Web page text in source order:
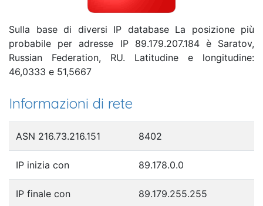
Sulla base di diversi IP database La posizione più
probabile per adresse IP 89.179.207.184 è Saratov,
Russian Federation, RU. Latitudine e longitudine:
46,0333 e 51,5667
Informazioni di rete
ASN 216.73.216.151 8402
IP inizia con 89.178.0.0
IP finale con 89.179.255.255